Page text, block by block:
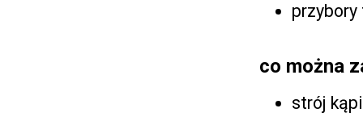
co można
strój